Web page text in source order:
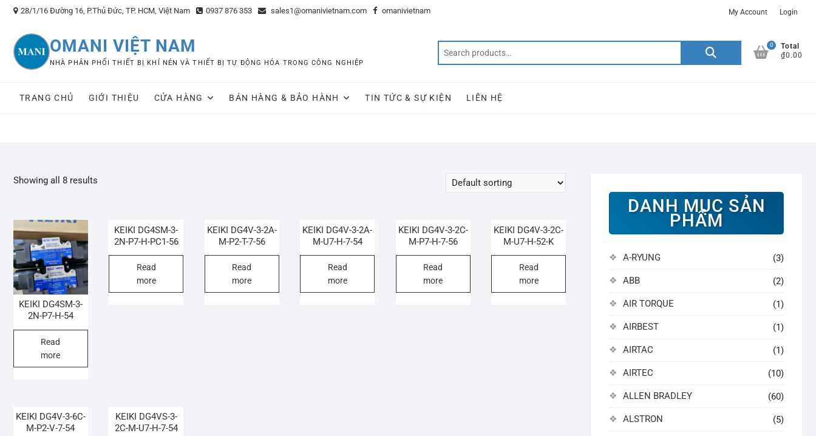
Skip
content
28/1/16 Đường 16, P.Thủ Đức, TP. HCM, Việt Nam 0937 876 353 sales1@omanivietnam.com omanivietnam My Account Login
OMANI VIỆT NAM
NHÀ PHÂN PHỐI THIẾT BỊ KHÍ NÉN VÀ THIẾT BỊ TỰ ĐỘNG HÓA TRONG CÔNG NGHIỆP
Search
0
Total
₫0.00
TRANG CHỦ GIỚI THIỆU CỬA HÀNG BÁN HÀNG & BẢO HÀNH TIN TỨC & SỰ KIỆN LIÊN HỆ
Showing all 8 results
KEIKI DG4SM-3-
2N-P7-H-54
Read
more
KEIKI DG4SM-3-
2N-P7-H-PC1-56
Read
more
KEIKI DG4V-3-2A-
M-P2-T-7-56
Read
more
KEIKI DG4V-3-2A-
M-U7-H-7-54
Read
more
KEIKI DG4V-3-2C-
M-P7-H-7-56
Read
more
KEIKI DG4V-3-2C-
M-U7-H-52-K
Read
more
KEIKI DG4V-3-6C-
M-P2-V-7-54
KEIKI DG4VS-3-
2C-M-U7-H-7-54
DANH MỤC SẢN
PHẨM
A-RYUNG (3)
ABB (2)
AIR TORQUE (1)
AIRBEST (1)
AIRTAC (1)
AIRTEC (10)
ALLEN BRADLEY (60)
ALSTRON (5)